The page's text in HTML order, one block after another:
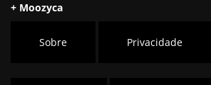
+ Moozyca
Sobre Privacidade